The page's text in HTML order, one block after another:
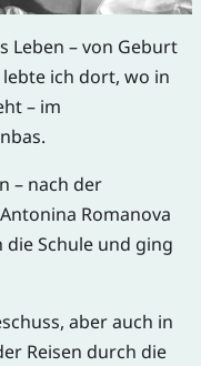
Leben – von Geburt
lebte ich dort, wo in
– im
– nach der
Romanova
die Schule und ging
aber auch in
Reisen durch die